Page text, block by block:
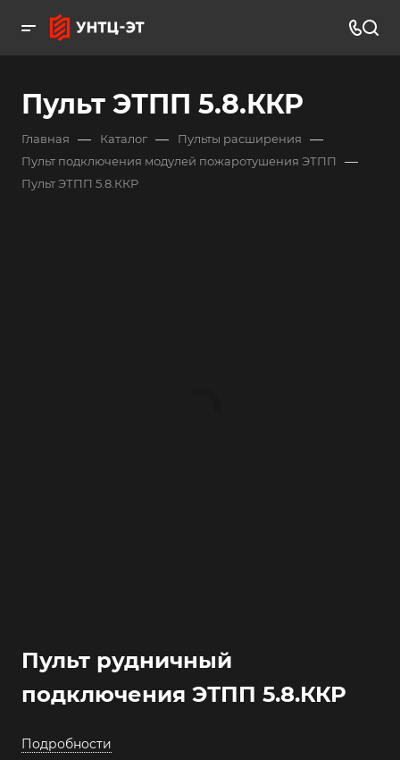
Пульт ЭТПП 5.8.ККР
Главная — Каталог — Пульты расширения —
Пульт подключения модулей пожаротушения ЭТПП —
Пульт ЭТПП 5.8.ККР
Пульт рудничный
подключения ЭТПП 5.8.ККР
Подробности